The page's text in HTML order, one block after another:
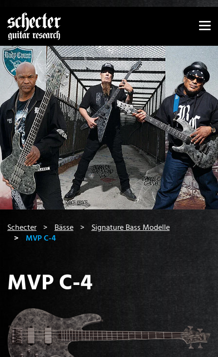
Zeige besser passende Version dieser Seite
Diese Meldung nicht mehr anzeigen
Schecter Bässe
Signature Bass Modelle
MVP C-4
MVP C-4